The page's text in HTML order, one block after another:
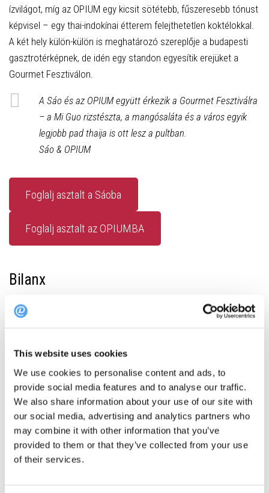
This website uses cookies
We use cookies to personalise content and ads, to
provide social media features and to analyse our traffic.
We also share information about your use of our site with
our social media, advertising and analytics partners who
may combine it with other information that you’ve
provided to them or that they’ve collected from your use
of their services.
ízvilágot, míg az OPIUM egy kicsit sötétebb, fűszeresebb tónust
képvisel – egy thai-indokínai étterem felejthetetlen koktélokkal.
A két hely külön-külön is meghatározó szereplője a budapesti
gasztrotérképnek, de idén egy standon egyesítik erejüket a
Gourmet Fesztiválon.
A Sáo és az OPIUM együtt érkezik a Gourmet Fesztiválra
– a Mi Guo rizstészta, a mangósaláta és a város egyik
legjobb pad thaija is ott lesz a pultban.
Sáo & OPIUM
Foglalj asztalt a Sáoba
Foglalj asztalt az OPIUMBA
Bilanx
Fotó: Bilanx
a nyitás utáni első hónapokban bizonyította, hogy helye van
Budapest kulináris térképén: alig nyolc hónap után már
MICHELIN Guide-ajánlással büszkélkedhetett. A konyhát
Horváth Péter vezeti, aki több mint tíz évet töltött külföldi,
Michelin-csillagos éttermekben – ezt a tudást pedig itthon is
kamatoztatja. Az étterem filozófiája egyértelmű: van, amiben
nem lehet kompromisszumot kötni. Ilyen az alapanyagok
minősége és a technológiai precizitás – amit helyi termelők